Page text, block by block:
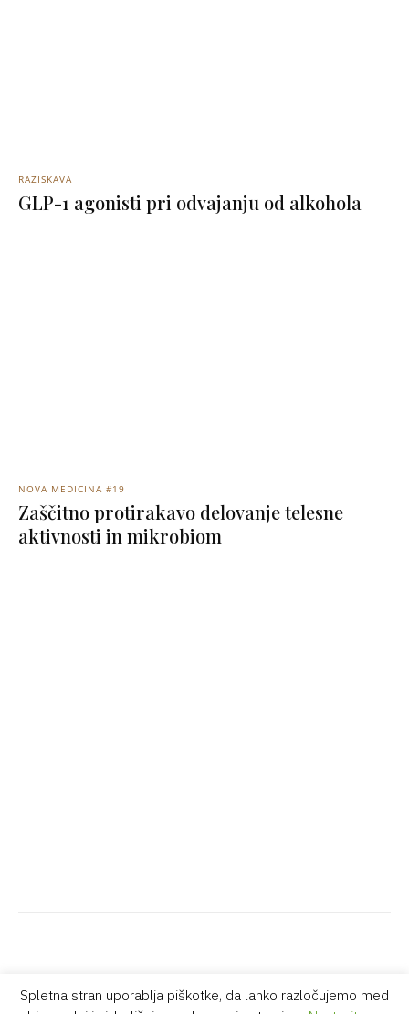
RAZISKAVA
GLP-1 agonisti pri odvajanju od alkohola
NOVA MEDICINA #19
Zaščitno protirakavo delovanje telesne
aktivnosti in mikrobiom
Spletna stran uporablja piškotke, da lahko razločujemo med